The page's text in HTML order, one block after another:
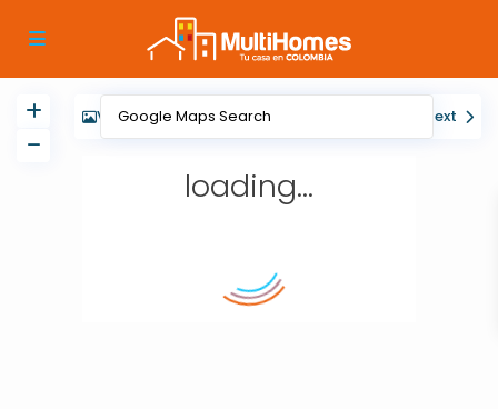
loading...
View My Location Next